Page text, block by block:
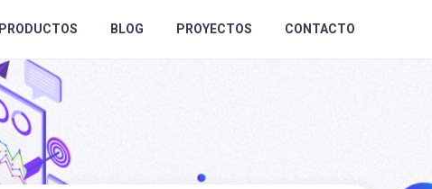
PRODUCTOS BLOG PROYECTOS CONTACTO